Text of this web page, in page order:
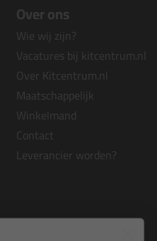
Over ons
Wie wij zijn?
Vacatures bij kitcentrum.nl
Over Kitcentrum.nl
Maatschappelijk
Winkelmand
Contact
Leverancier worden?